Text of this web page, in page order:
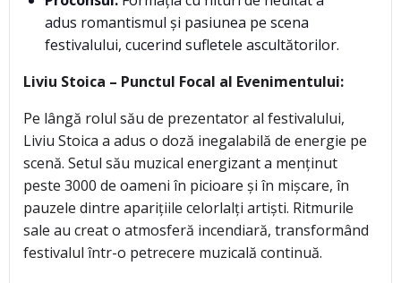
adus romantismul și pasiunea pe scena
festivalului, cucerind sufletele ascultătorilor.
Liviu Stoica – Punctul Focal al Evenimentului:
Pe lângă rolul său de prezentator al festivalului,
Liviu Stoica a adus o doză inegalabilă de energie pe
scenă. Setul său muzical energizant a menținut
peste 3000 de oameni în picioare și în mișcare, în
pauzele dintre aparițiile celorlalți artiști. Ritmurile
sale au creat o atmosferă incendiară, transformând
festivalul într-o petrecere muzicală continuă.